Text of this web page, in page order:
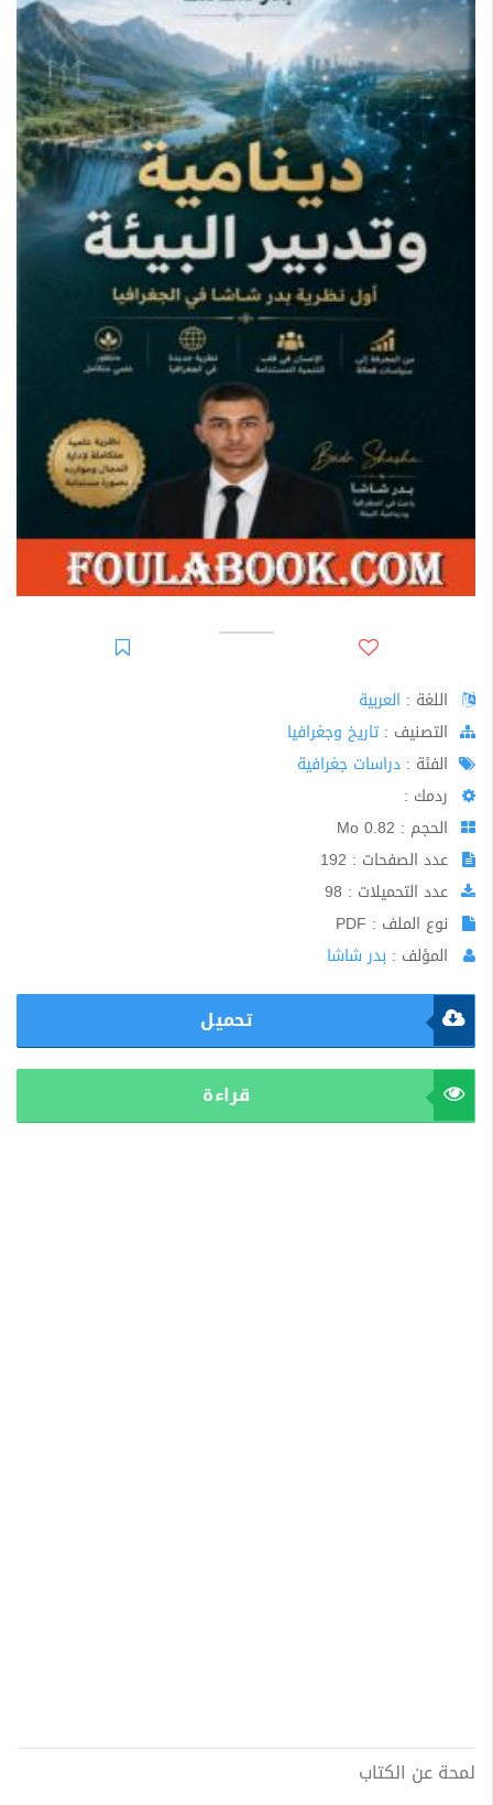
اللغة : العربية
اﻟﺘﺼﻨﻴﻒ : تاريخ وجغرافيا
الفئة : دراسات جغرافية
ردمك :
الحجم : 0.82 Mo
عدد الصفحات : 192
عدد التحميلات : 98
نوع الملف : PDF
المؤلف : بدر شاشا
تحميل
قراءة
لمحة عن الكتاب